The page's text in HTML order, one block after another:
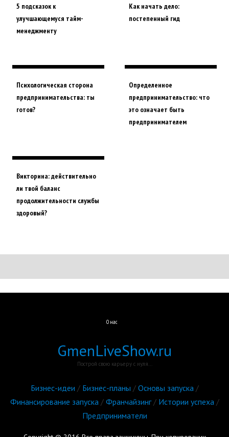
5 подсказок к
улучшающемуся тайм-
менеджменту
Как начать дело:
постепенный гид
Психологическая сторона
предпринимательства: ты
готов?
Определенное
предпринимательство: что
это означает быть
предпринимателем
Викторина: действительно
ли твой баланс
продолжительности службы
здоровый?
О нас
GmenLiveShow.ru
Построй свою карьеру с нуля...
Бизнес-идеи / Бизнес-планы / Основы запуска /
Финансирование запуска / Франчайзинг/ Истории успеха /
Предприниматели